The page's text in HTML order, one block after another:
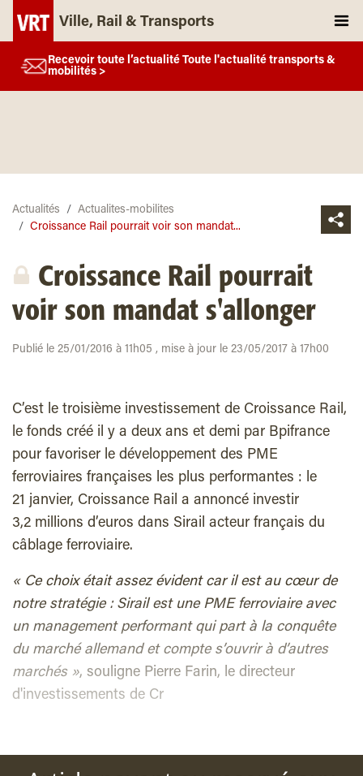
Ville, Rail & Transports
Recevoir toute l’actualité Toute l'actualité transports &
mobilités >
Actualités
Actualites-mobilites
Croissance Rail pourrait voir son mandat...
Croissance Rail pourrait
voir son mandat s'allonger
Publié le 25/01/2016 à 11h05 , mise à jour le 23/05/2017 à 17h00
C’est le troisième investissement de Croissance Rail,
le fonds créé il y a deux ans et demi par Bpifrance
pour favoriser le développement des PME
ferroviaires françaises les plus performantes : le
21 janvier, Croissance Rail a annoncé investir
3,2 millions d’euros dans Sirail acteur français du
câblage ferroviaire.
« Ce choix était assez évident car il est au cœur de
notre stratégie : Sirail est une PME ferroviaire avec
un management performant qui part à la conquête
du marché allemand et compte s’ouvrir à d’autres
marchés », souligne Pierre Farin, le directeur
d'investissements de Cr